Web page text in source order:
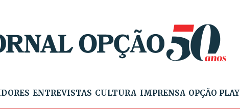
ENTREVISTAS CULTURA IMPRENSA OPÇÃO PLAY